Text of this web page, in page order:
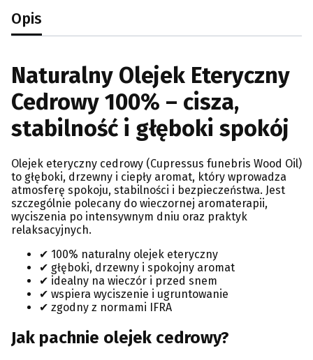
Opis
Naturalny Olejek Eteryczny
Cedrowy 100% – cisza,
stabilność i głęboki spokój
Olejek eteryczny cedrowy (Cupressus funebris Wood Oil)
to głęboki, drzewny i ciepły aromat, który wprowadza
atmosferę spokoju, stabilności i bezpieczeństwa. Jest
szczególnie polecany do wieczornej aromaterapii,
wyciszenia po intensywnym dniu oraz praktyk
relaksacyjnych.
✔ 100% naturalny olejek eteryczny
✔ głęboki, drzewny i spokojny aromat
✔ idealny na wieczór i przed snem
✔ wspiera wyciszenie i ugruntowanie
✔ zgodny z normami IFRA
Jak pachnie olejek cedrowy?